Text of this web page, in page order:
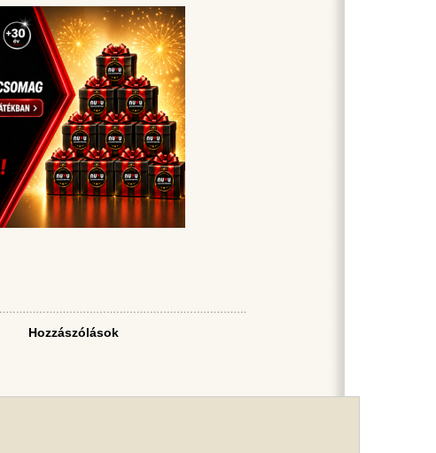
Hozzászólások